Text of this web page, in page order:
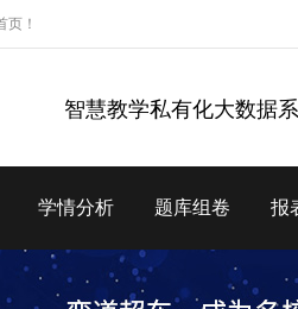
页！
智慧教学私有化大数据
学情分析 题库组卷 报